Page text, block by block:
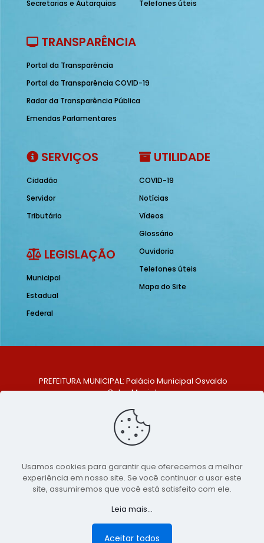
Secretarias e Autarquias
Telefones úteis
TRANSPARÊNCIA
Portal da Transparência
Portal da Transparência COVID-19
Radar da Transparência Pública
Emendas Parlamentares
SERVIÇOS
Cidadão
Servidor
Tributário
LEGISLAÇÃO
Municipal
Estadual
Federal
UTILIDADE
COVID-19
Notícias
Vídeos
Glossário
Ouvidoria
Telefones úteis
Mapa do Site
PREFEITURA MUNICIPAL: Palácio Municipal Osvaldo
Celso Maciel
Centro, São Bento do Una - PE. CEP: 553370-128
TELEFONE: (81) 99548-1569
E-MAIL: ouvidoria@saobentodouna.pe.gov.br
Copyright 2021-2026 - Assessoria de Comunicação da
Prefeitura de São Bento do Una - PE
publicidadeLumusWeb - Agência Digital
Usamos cookies para garantir que oferecemos a melhor
experiência em nosso site. Se você continuar a usar este
site, assumiremos que você está satisfeito com ele.
Leia mais...
Aceitar todos